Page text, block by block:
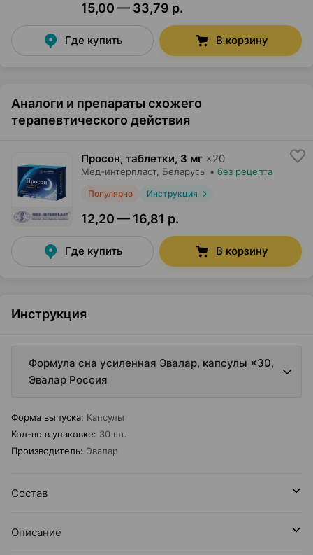
15,00 — 33,79 р.
Где купить В корзину
Аналоги и препараты схожего
терапевтического действия
Просон, таблетки, 3 мг ×20
Мед-интерпласт, Беларусь • без рецепта
Популярно Инструкция
12,20 — 16,81 р.
Где купить В корзину
Инструкция
Формула сна усиленная Эвалар, капсулы ×30,
Эвалар Россия
Форма выпуска: Капсулы
Кол-во в упаковке: 30 шт.
Производитель: Эвалар
Состав
Описание